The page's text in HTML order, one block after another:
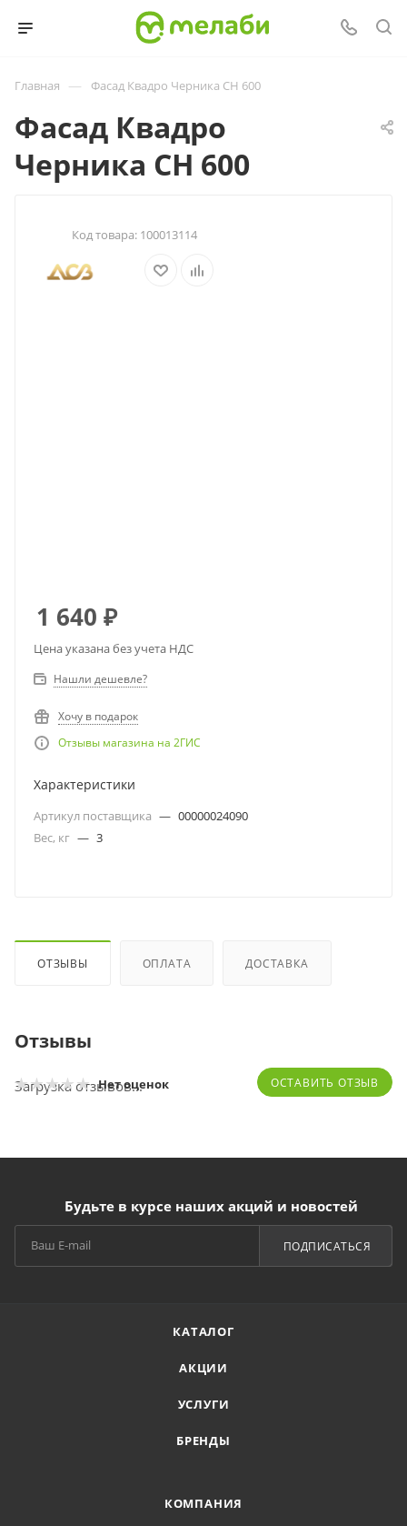
Главная — Фасад Квадро Черника СН 600
Фасад Квадро
Черника СН 600
Код товара: 100013114
1 640 ₽
Цена указана без учета НДС
Нашли дешевле?
Хочу в подарок
Отзывы магазина на 2ГИС
Характеристики
Артикул поставщика — 00000024090
Вес, кг — 3
ОТЗЫВЫ ОПЛАТА ДОСТАВКА
Отзывы
Нет оценок ОСТАВИТЬ ОТЗЫВ
Загрузка отзывов...
Будьте в курсе наших акций и новостей
ПОДПИСАТЬСЯ
КАТАЛОГ
АКЦИИ
УСЛУГИ
БРЕНДЫ
КОМПАНИЯ